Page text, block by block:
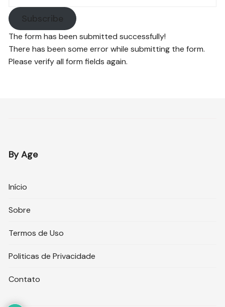
Subscribe
The form has been submitted successfully!
There has been some error while submitting the form.
Please verify all form fields again.
By Age
Início
Sobre
Termos de Uso
Politicas de Privacidade
Contato